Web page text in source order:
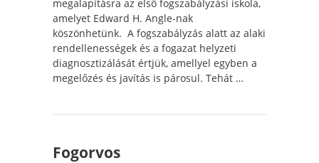
megalapításra az első fogszabályzási iskola,
amelyet Edward H. Angle-nak
köszönhetünk. A fogszabályzás alatt az alaki
rendellenességek és a fogazat helyzeti
diagnosztizálását értjük, amellyel egyben a
megelőzés és javítás is párosul. Tehát …
Fogorvos